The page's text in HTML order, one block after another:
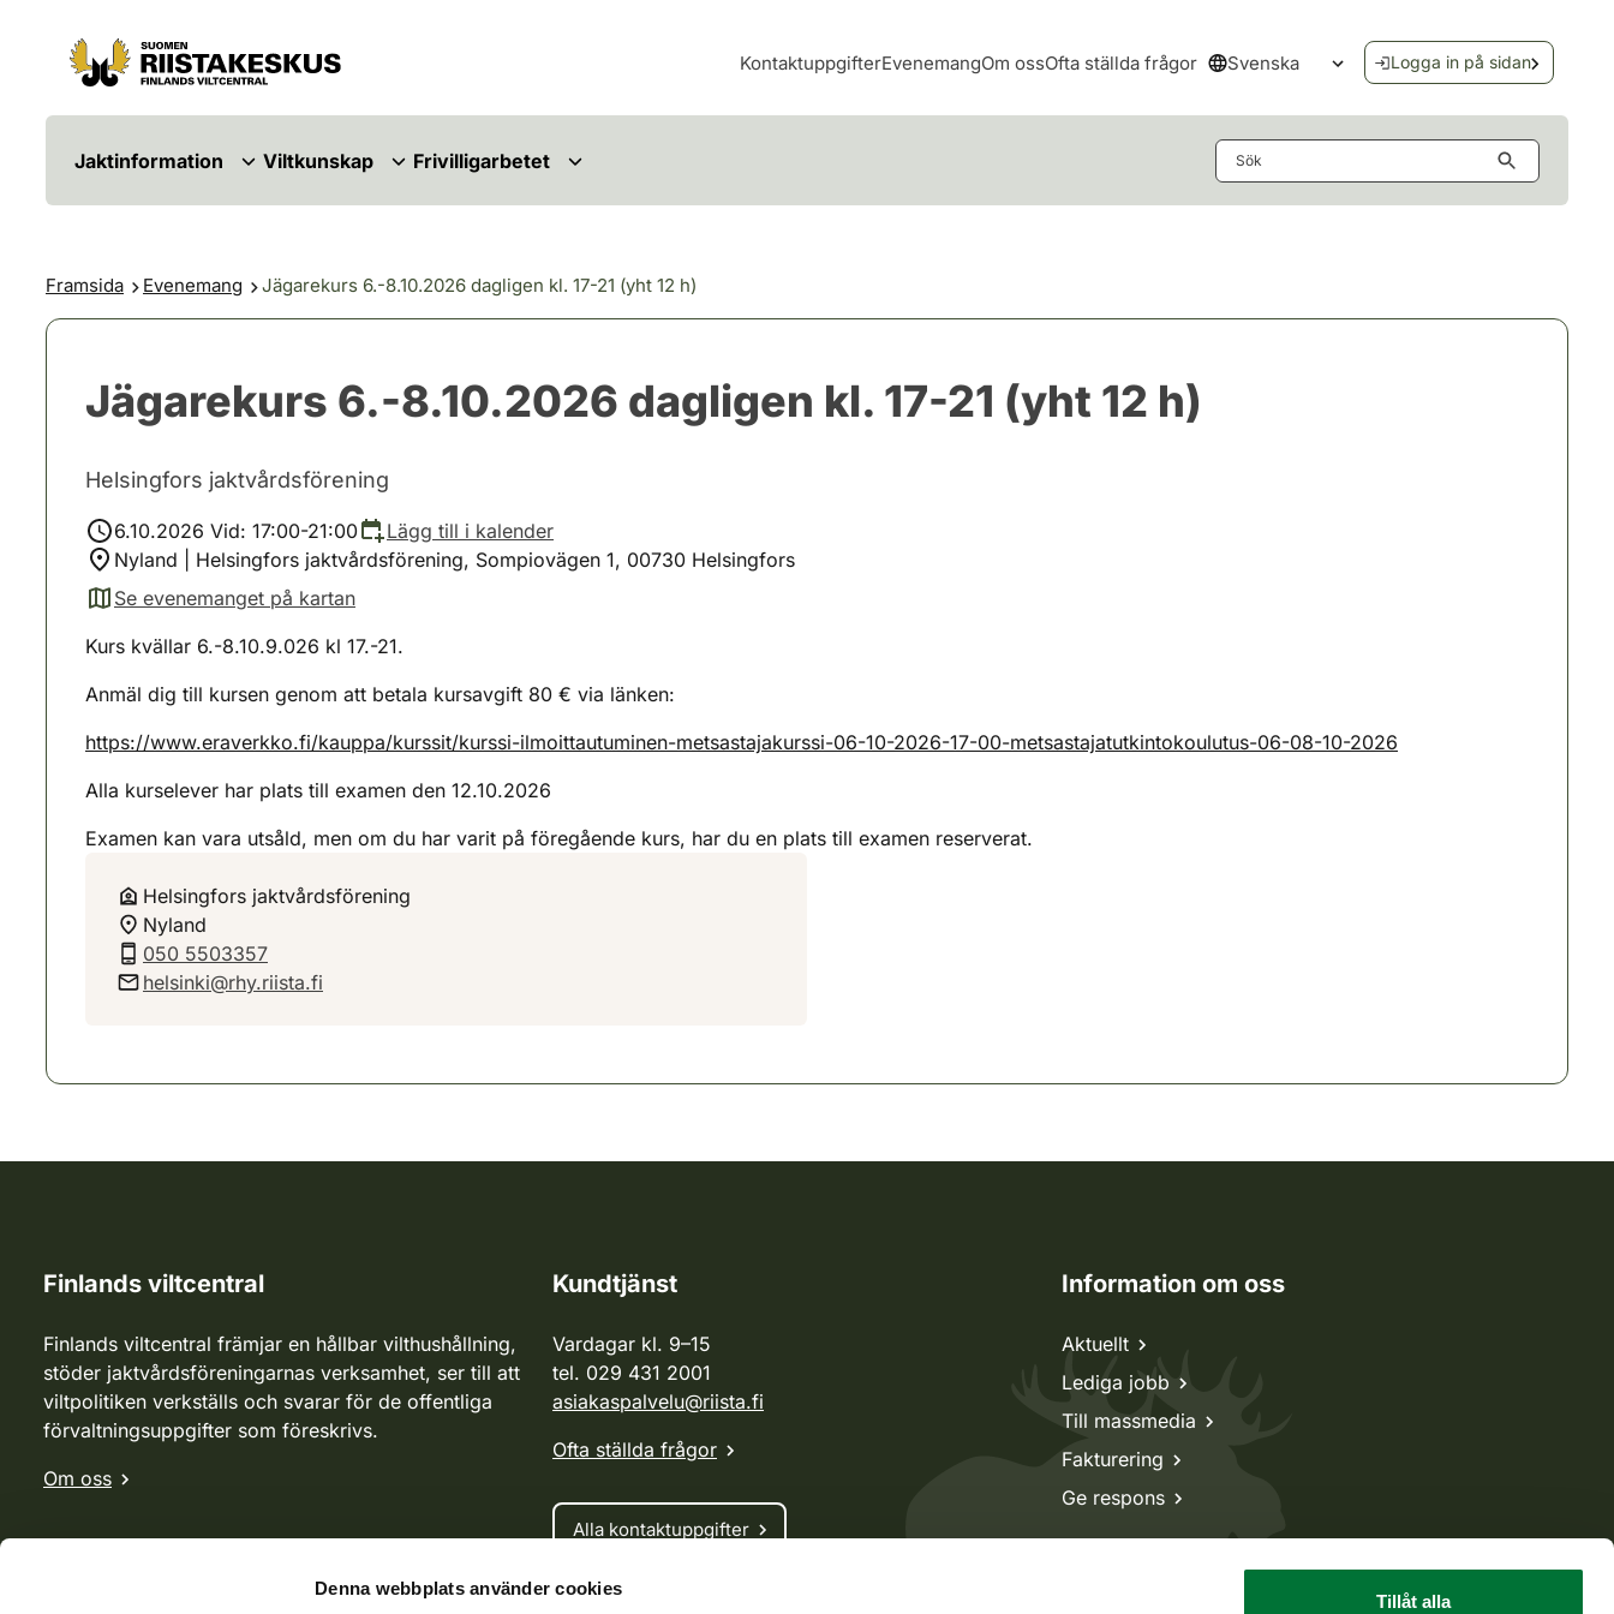
Denna webbplats använder cookies
Tillåt alla
Hoppa till innehåll
Gå till webbplatskartan
KontaktuppgifterEvenemangOm ossOfta ställda frågor Svenska
Öppna språkmenyn
Logga in på sidan
Jaktinformation Viltkunskap Frivilligarbetet
Framsida Evenemang Jägarekurs 6.-8.10.2026 dagligen kl. 17-21 (yht 12 h)
Jägarekurs 6.-8.10.2026 dagligen kl. 17-21 (yht 12 h)
Helsingfors jaktvårdsförening
6.10.2026 Vid: 17:00-21:00
Lägg till i kalender
Nyland | Helsingfors jaktvårdsförening, Sompiovägen 1, 00730 Helsingfors
Se evenemanget på kartan
(avautuu uuteen välilehteen)
Kurs kvällar 6.-8.10.9.026 kl 17.-21.
Anmäl dig till kursen genom att betala kursavgift 80 € via länken:
https://www.eraverkko.fi/kauppa/kurssit/kurssi-ilmoittautuminen-metsastajakurssi-06-10-2026-17-00-metsastajatutkintokoulutus-06-08-10-2026
Alla kurselever har plats till examen den 12.10.2026
Examen kan vara utsåld, men om du har varit på föregående kurs, har du en plats till examen reserverat.
Helsingfors jaktvårdsförening
Nyland
050 5503357
helsinki@rhy.riista.fi
Finlands viltcentral
Finlands viltcentral främjar en hållbar vilthushållning,
stöder jaktvårdsföreningarnas verksamhet, ser till att
viltpolitiken verkställs och svarar för de offentliga
förvaltningsuppgifter som föreskrivs.
Om oss
Kundtjänst
Vardagar kl. 9–15
tel. 029 431 2001
asiakaspalvelu@riista.fi
Ofta ställda frågor
Alla kontaktuppgifter
Jaktkort
Information om oss
Aktuellt
Lediga jobb
Till massmedia
Fakturering
Ge respons